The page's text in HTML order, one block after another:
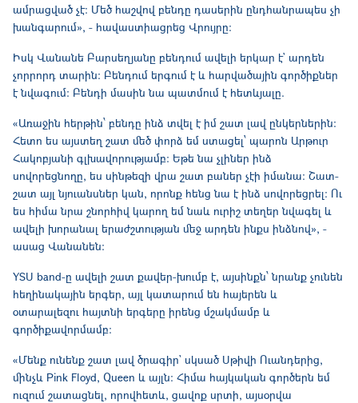
ամրացված չէ։ Մեծ հաշվով բենդը դասերին ընդհանրապես չի
խանգարում», - հավաստիացրեց Վրույրը։
Իսկ Վանանե Բարսեղյանը բենդում ավելի երկար է` արդեն
չորրորդ տարին։ Բենդում երգում է և հարվածային գործիքներ
է նվագում։ Բենդի մասին նա պատմում է հետևյալը.
«Առաջին հերթին՝ բենդը ինձ տվել է իմ շատ լավ ընկերներին։
Հետո ես այստեղ շատ մեծ փորձ եմ ստացել՝ պարոն Արթուր
Հակոբյանի գլխավորությամբ։ Եթե նա չլիներ ինձ
սովորեցնողը, ես սինթեզի վրա շատ բաներ չէի իմանա։ Շատ-
շատ այլ նյուանսներ կան, որոնք հենց նա է ինձ սովորեցրել։ Ու
ես հիմա նրա շնորհիվ կարող եմ նաև ուրիշ տեղեր նվագել և
ավելի խորանալ երաժշտության մեջ արդեն ինքս ինձնով», -
ասաց Վանանեն։
YSU band-ը ավելի շատ քավեր-խումբ է, այսինքն՝ նրանք չունեն
հեղինակային երգեր, այլ կատարում են հայերեն և
օտարալեզու հայտնի երգերը իրենց մշակմամբ և
գործիքավորմամբ:
«Մենք ունենք շատ լավ ծրագիր` սկսած Սթիվի Ուանդերից,
մինչև Pink Floyd, Queen և այլն։ Հիմա հայկական գործերն եմ
ուզում շատացնել, որովհետև, ցավոք սրտի, այսօրվա